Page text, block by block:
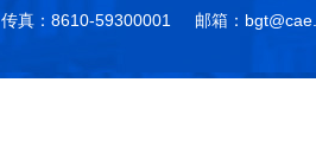
传真：8610-59300001 邮箱：